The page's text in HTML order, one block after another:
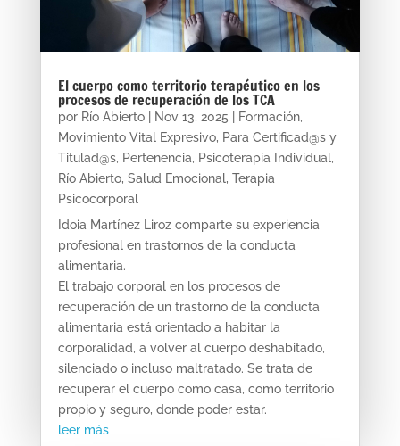
El cuerpo como territorio terapéutico en los
procesos de recuperación de los TCA
por Río Abierto| Nov 13, 2025 Formación,
Movimiento Vital Expresivo, Para Certificad@s y
Titulad@s, Pertenencia, Psicoterapia Individual,
Río Abierto, Salud Emocional, Terapia
Psicocorporal
Idoia Martínez Liroz comparte su experiencia
profesional en trastornos de la conducta
alimentaria.
El trabajo corporal en los procesos de
recuperación de un trastorno de la conducta
alimentaria está orientado a habitar la
corporalidad, a volver al cuerpo deshabitado,
silenciado o incluso maltratado. Se trata de
recuperar el cuerpo como casa, como territorio
propio y seguro, donde poder estar.
leer más